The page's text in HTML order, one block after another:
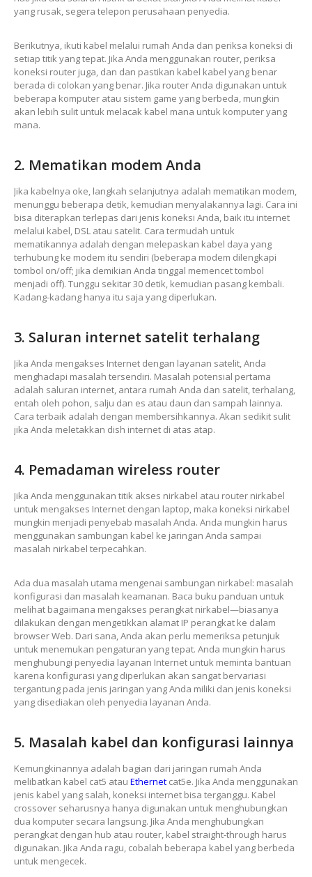
yang rusak, segera telepon perusahaan penyedia.
Berikutnya, ikuti kabel melalui rumah Anda dan periksa koneksi di
setiap titik yang tepat. Jika Anda menggunakan router, periksa
koneksi router juga, dan dan pastikan kabel kabel yang benar
berada di colokan yang benar. Jika router Anda digunakan untuk
beberapa komputer atau sistem game yang berbeda, mungkin
akan lebih sulit untuk melacak kabel mana untuk komputer yang
mana.
2. Mematikan modem Anda
Jika kabelnya oke, langkah selanjutnya adalah mematikan modem,
menunggu beberapa detik, kemudian menyalakannya lagi. Cara ini
bisa diterapkan terlepas dari jenis koneksi Anda, baik itu internet
melalui kabel, DSL atau satelit. Cara termudah untuk
mematikannya adalah dengan melepaskan kabel daya yang
terhubung ke modem itu sendiri (beberapa modem dilengkapi
tombol on/off; jika demikian Anda tinggal memencet tombol
menjadi off). Tunggu sekitar 30 detik, kemudian pasang kembali.
Kadang-kadang hanya itu saja yang diperlukan.
3. Saluran internet satelit terhalang
Jika Anda mengakses Internet dengan layanan satelit, Anda
menghadapi masalah tersendiri. Masalah potensial pertama
adalah saluran internet, antara rumah Anda dan satelit, terhalang,
entah oleh pohon, salju dan es atau daun dan sampah lainnya.
Cara terbaik adalah dengan membersihkannya. Akan sedikit sulit
jika Anda meletakkan dish internet di atas atap.
4. Pemadaman wireless router
Jika Anda menggunakan titik akses nirkabel atau router nirkabel
untuk mengakses Internet dengan laptop, maka koneksi nirkabel
mungkin menjadi penyebab masalah Anda. Anda mungkin harus
menggunakan sambungan kabel ke jaringan Anda sampai
masalah nirkabel terpecahkan.
Ada dua masalah utama mengenai sambungan nirkabel: masalah
konfigurasi dan masalah keamanan. Baca buku panduan untuk
melihat bagaimana mengakses perangkat nirkabel—biasanya
dilakukan dengan mengetikkan alamat IP perangkat ke dalam
browser Web. Dari sana, Anda akan perlu memeriksa petunjuk
untuk menemukan pengaturan yang tepat. Anda mungkin harus
menghubungi penyedia layanan Internet untuk meminta bantuan
karena konfigurasi yang diperlukan akan sangat bervariasi
tergantung pada jenis jaringan yang Anda miliki dan jenis koneksi
yang disediakan oleh penyedia layanan Anda.
5. Masalah kabel dan konfigurasi lainnya
Kemungkinannya adalah bagian dari jaringan rumah Anda
melibatkan kabel cat5 atau Ethernet cat5e. Jika Anda menggunakan
jenis kabel yang salah, koneksi internet bisa terganggu. Kabel
crossover seharusnya hanya digunakan untuk menghubungkan
dua komputer secara langsung. Jika Anda menghubungkan
perangkat dengan hub atau router, kabel straight-through harus
digunakan. Jika Anda ragu, cobalah beberapa kabel yang berbeda
untuk mengecek.